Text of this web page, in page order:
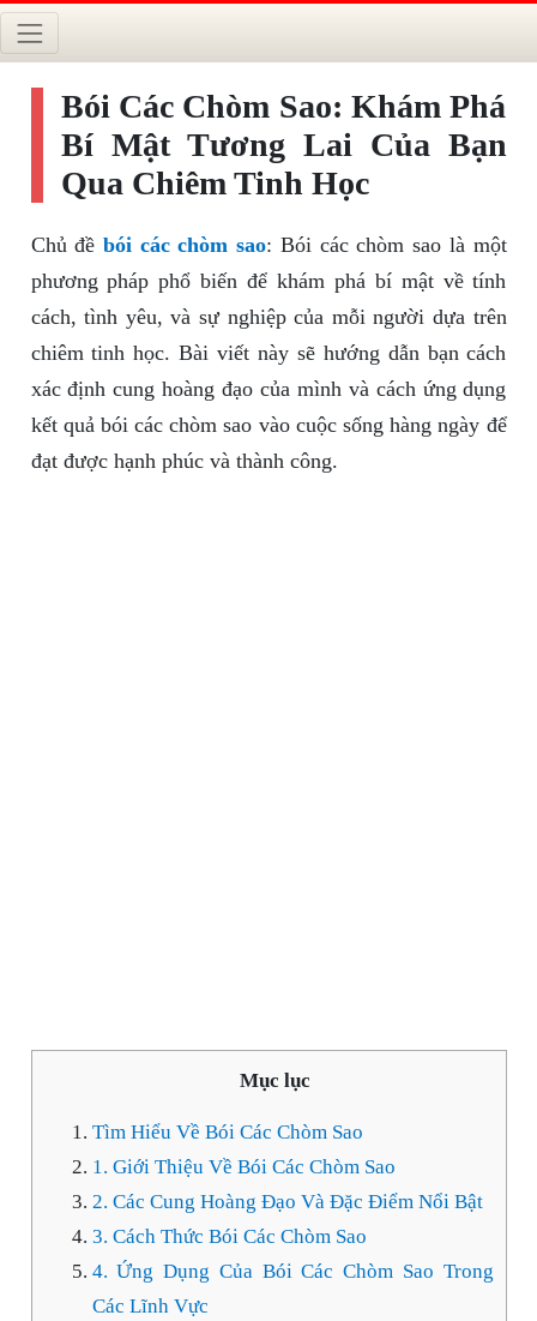
Bói Các Chòm Sao: Khám Phá
Bí Mật Tương Lai Của Bạn
Qua Chiêm Tinh Học
Chủ đề bói các chòm sao: Bói các chòm sao là một
phương pháp phổ biến để khám phá bí mật về tính
cách, tình yêu, và sự nghiệp của mỗi người dựa trên
chiêm tinh học. Bài viết này sẽ hướng dẫn bạn cách
xác định cung hoàng đạo của mình và cách ứng dụng
kết quả bói các chòm sao vào cuộc sống hàng ngày để
đạt được hạnh phúc và thành công.
Mục lục
Tìm Hiểu Về Bói Các Chòm Sao
1. Giới Thiệu Về Bói Các Chòm Sao
2. Các Cung Hoàng Đạo Và Đặc Điểm Nổi Bật
3. Cách Thức Bói Các Chòm Sao
4. Ứng Dụng Của Bói Các Chòm Sao Trong
Các Lĩnh Vực